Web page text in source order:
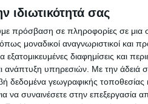
ιδιωτικότητά σας
πρόσβαση σε πληροφορίες σε
μοναδικοί αναγνωριστικοί και
διαφημίσεις και
ανάπτυξη υπηρεσιών. Με την άδειά
δεδομένα γεωγραφικής τοποθεσίας
συναινέσετε στην επεξεργασία
Αργεντινή 23,4% και
από Πολωνία